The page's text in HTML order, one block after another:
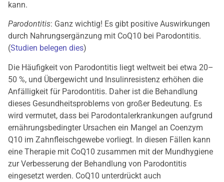
kann.
Parodontitis: Ganz wichtig! Es gibt positive Auswirkungen
durch Nahrungsergänzung mit CoQ10 bei Parodontitis.
(Studien belegen dies)
Die Häufigkeit von Parodontitis liegt weltweit bei etwa 20–
50 %, und Übergewicht und Insulinresistenz erhöhen die
Anfälligkeit für Parodontitis. Daher ist die Behandlung
dieses Gesundheitsproblems von großer Bedeutung. Es
wird vermutet, dass bei Parodontalerkrankungen aufgrund
ernährungsbedingter Ursachen ein Mangel an Coenzym
Q10 im Zahnfleischgewebe vorliegt. In diesen Fällen kann
eine Therapie mit CoQ10 zusammen mit der Mundhygiene
zur Verbesserung der Behandlung von Parodontitis
eingesetzt werden. CoQ10 unterdrückt auch